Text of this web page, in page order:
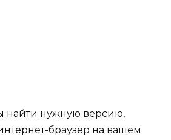
найти нужную версию,
браузер на вашем